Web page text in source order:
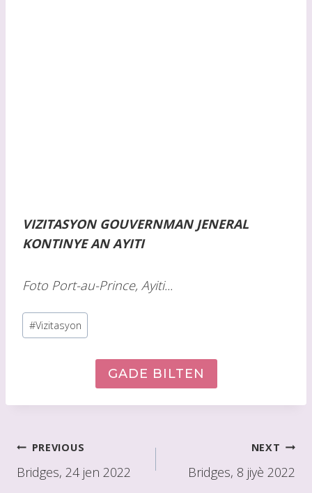
VIZITASYON GOUVERNMAN JENERAL
KONTINYE AN AYITI
Foto Port-au-Prince, Ayiti...
Post
Tags:
#Vizitasyon
GADE BILTEN
Poste
navigasyon
PREVIOUS
Bridges, 24 jen 2022
NEXT
Bridges, 8 jiyè 2022